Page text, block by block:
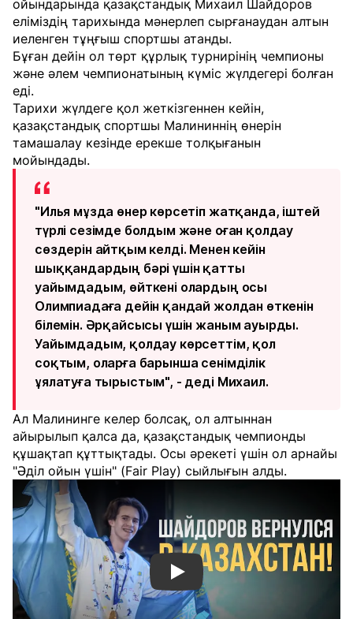
ойындарында қазақстандық Михаил Шайдоров
еліміздің тарихында мәнерлеп сырғанаудан алтын
иеленген тұңғыш спортшы атанды.
Бұған дейін ол төрт құрлық турнирінің чемпионы
және әлем чемпионатының күміс жүлдегері болған
еді.
Тарихи жүлдеге қол жеткізгеннен кейін,
қазақстандық спортшы Малининнің өнерін
тамашалау кезінде ерекше толқығанын
мойындады.
"Илья мұзда өнер көрсетіп жатқанда, іштей
түрлі сезімде болдым және оған қолдау
сөздерін айтқым келді. Менен кейін
шыққандардың бәрі үшін қатты
уайымдадым, өйткені олардың осы
Олимпиадаға дейін қандай жолдан өткенін
білемін. Әрқайсысы үшін жаным ауырды.
Уайымдадым, қолдау көрсеттім, қол
соқтым, оларға барынша сенімділік
ұялатуға тырыстым", - деді Михаил.
Ал Малининге келер болсақ, ол алтыннан
айырылып қалса да, қазақстандық чемпионды
құшақтап құттықтады. Осы әрекеті үшін ол арнайы
"Әділ ойын үшін" (Fair Play) сыйлығын алды.
Смотреть видео YouTube